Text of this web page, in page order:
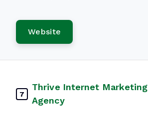
Website
7
Thrive Internet Marketing
Agency